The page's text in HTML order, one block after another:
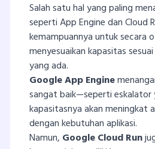
Salah satu hal yang paling
seperti App Engine dan Cloud
kemampuannya untuk secara
menyesuaikan kapasitas
yang ada.
Google App Engine
sangat baik—seperti eskalator
kapasitasnya akan meningkat
dengan kebutuhan aplikasi.
Namun, Google Cloud Run